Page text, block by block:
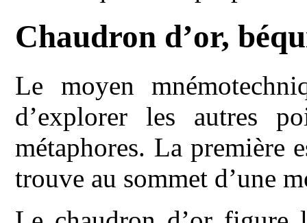
Chaudron d’or,
Le moyen
d’explorer les autres
métaphores. La première
trouve au sommet d’une